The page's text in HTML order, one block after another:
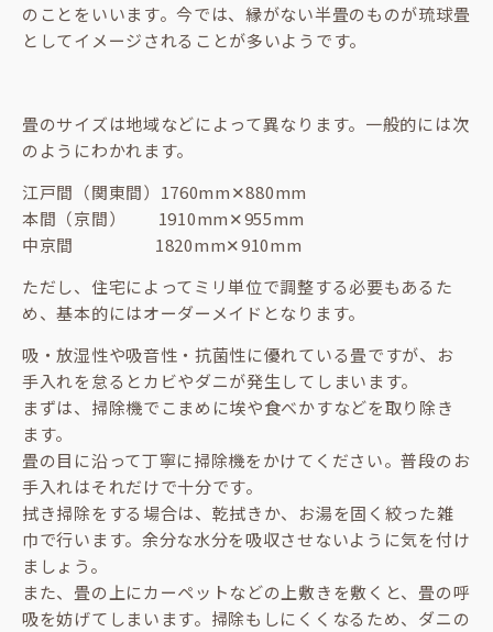
のことをいいます。今では、縁がない半畳のものが琉球畳
としてイメージされることが多いようです。
畳のサイズは地域などによって異なります。一般的には次
のようにわかれます。
江戸間（関東間）1760mm✕880mm
本間（京間） 1910mm✕955mm
中京間 1820mm✕910mm
ただし、住宅によってミリ単位で調整する必要もあるた
め、基本的にはオーダーメイドとなります。
吸・放湿性や吸音性・抗菌性に優れている畳ですが、お
手入れを怠るとカビやダニが発生してしまいます。
まずは、掃除機でこまめに埃や食べかすなどを取り除き
ます。
畳の目に沿って丁寧に掃除機をかけてください。普段のお
手入れはそれだけで十分です。
拭き掃除をする場合は、乾拭きか、お湯を固く絞った雑
巾で行います。余分な水分を吸収させないように気を付け
ましょう。
また、畳の上にカーペットなどの上敷きを敷くと、畳の呼
吸を妨げてしまいます。掃除もしにくくなるため、ダニの